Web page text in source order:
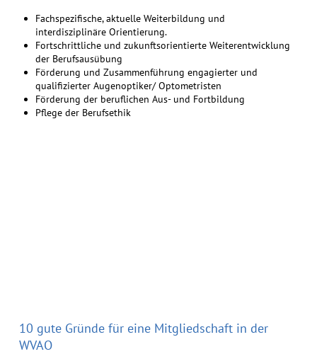
Fachspezifische, aktuelle Weiterbildung und
interdisziplinäre Orientierung.
Fortschrittliche und zukunftsorientierte Weiterentwicklung
der Berufsausübung
Förderung und Zusammenführung engagierter und
qualifizierter Augenoptiker/ Optometristen
Förderung der beruflichen Aus- und Fortbildung
Pflege der Berufsethik
10 gute Gründe für eine Mitgliedschaft in der
WVAO